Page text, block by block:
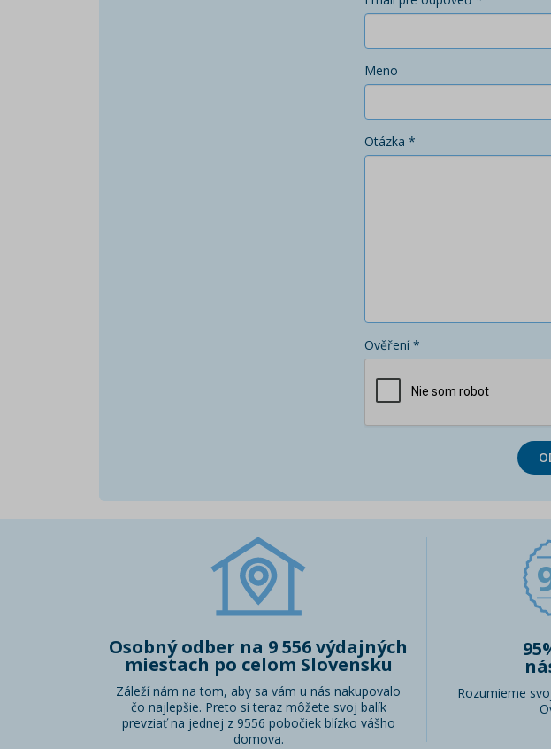
Meno
Otázka *
Ověření *
Osobný odber na 9 556 výdajných
miestach po celom Slovensku
Záleží nám na tom, aby sa vám u nás nakupovalo
čo najlepšie. Preto si teraz môžete svoj balík
prevziať na jednej z 9556 pobočiek blízko vášho
domova.
Rozumieme